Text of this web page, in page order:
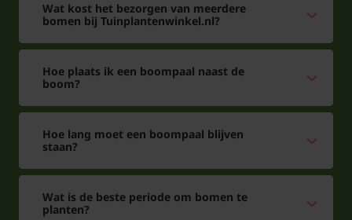
citroenboom zich uitstekend thuis op een zonnige
locatie waar hij volop kan genieten van direct
zonlicht.
Een van de grootste pluspunten van de Citrus limon
citroenen zijn niet alleen heerlijk fris en vol van
smaak, maar ook rijk aan vitamine C. Zo heeft u altijd
verfrissend drankje. Daarnaast zorgen de witte
Wat kost het bezorgen van meerdere
bomen bij Tuinplantenwinkel.nl?
Hoe plaats ik een boompaal naast de
boom?
Hoe lang moet een boompaal blijven
staan?
Wat is de beste periode om bomen te
planten?